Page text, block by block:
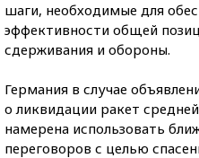
шаги, необходимые для
эффективности общей
сдерживания и обороны.
Германия в случае
о ликвидации ракет
намерена использовать
переговоров с целью